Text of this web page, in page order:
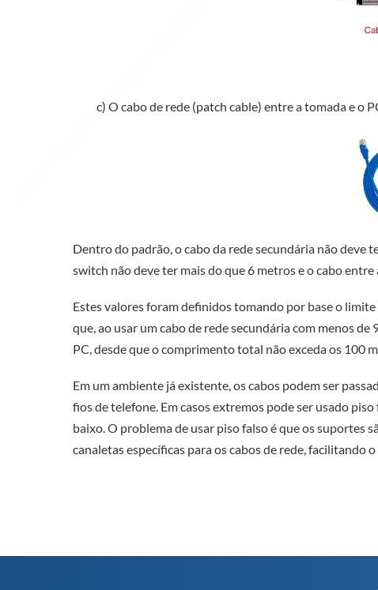
c) O cabo de rede (patch cable) entre a tomada e o
Dentro do padrão, o cabo da rede secundária não deve
switch não deve ter mais do que 6 metros e o cabo
Estes valores foram definidos tomando por base o
que, ao usar um cabo de rede secundária com menos
PC, desde que o comprimento total não exceda os 100
Em um ambiente já existente, os cabos podem ser
fios de telefone. Em casos extremos pode ser usado
baixo. O problema de usar piso falso é que os suportes
canaletas específicas para os cabos de rede, facilitando